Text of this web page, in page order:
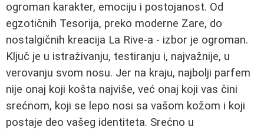
ogroman karakter, emociju i postojanost. Od
egzotičnih Tesorija, preko moderne Zarе, do
nostalgičnih kreacija La Rive-a - izbor je ogroman.
Ključ je u istraživanju, testiranju i, najvažnije, u
verovanju svom nosu. Jer na kraju, najbolji parfem
nije onaj koji košta najviše, već onaj koji vas čini
srećnom, koji se lepo nosi sa vašom kožom i koji
postaje deo vašeg identiteta. Srećno u